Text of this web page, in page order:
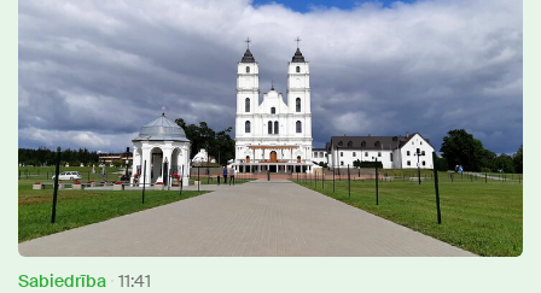
Sabiedrība 11:41